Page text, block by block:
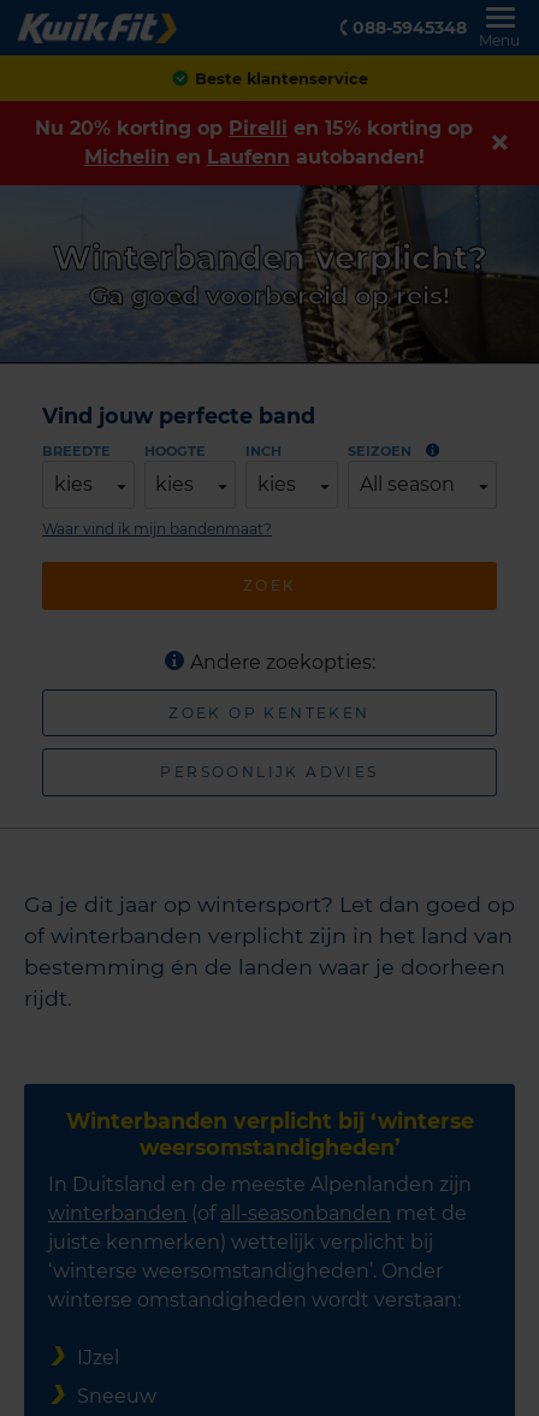
088-5945348
Menu
Achteraf betalen
Nu 20% korting op Pirelli en 15% korting op
Michelin en Laufenn autobanden!
Winterbanden verplicht?
Ga goed voorbereid op reis!
Vind jouw perfecte band
BREEDTE
kies
HOOGTE
kies
INCH
kies
SEIZOEN
All season
ZOEK
Waar vind ik mijn bandenmaat?
Andere zoekopties:
ZOEK OP KENTEKEN
PERSOONLIJK ADVIES
Ga je dit jaar op wintersport? Let dan goed op
of winterbanden verplicht zijn in het land van
bestemming én de landen waar je doorheen
rijdt.
Winterbanden verplicht bij ‘winterse
weersomstandigheden’
In Duitsland en de meeste Alpenlanden zijn
winterbanden (of all-seasonbanden met de
juiste kenmerken) wettelijk verplicht bij
‘winterse weersomstandigheden’. Onder
winterse omstandigheden wordt verstaan:
IJzel
Sneeuw